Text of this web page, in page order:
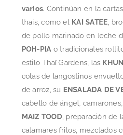
varios. Continúan en la
thais, como el KAI SATEE,
de pollo marinado en leche
POH-PIA o tradicionales
estilo Thaï Gardens, las
colas de langostinos
de arroz, su ENSALADA DE
cabello de ángel,
MAIZ TOOD, preparación de
calamares fritos, mezclados